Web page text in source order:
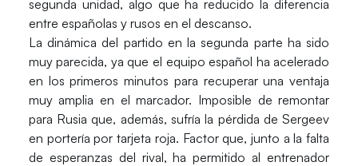
segunda unidad, algo que ha reducido la diferencia
entre españolas y rusos en el descanso.
La dinámica del partido en la segunda parte ha sido
muy parecida, ya que el equipo español ha acelerado
en los primeros minutos para recuperar una ventaja
muy amplia en el marcador. Imposible de remontar
para Rusia que, además, sufría la pérdida de Sergeev
en portería por tarjeta roja. Factor que, junto a la falta
de esperanzas del rival, ha permitido al entrenador